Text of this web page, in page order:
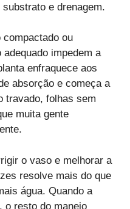
e drenagem.
compactado ou
impedem a
enfraquece aos
absorção e começa a
travado, folhas sem
muita gente
o vaso e melhorar a
resolve mais do que
água. Quando a
o resto do manejo